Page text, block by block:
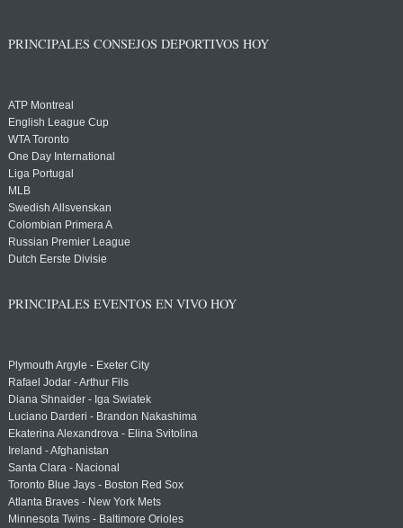
PRINCIPALES CONSEJOS DEPORTIVOS HOY
ATP Montreal
English League Cup
WTA Toronto
One Day International
Liga Portugal
MLB
Swedish Allsvenskan
Colombian Primera A
Russian Premier League
Dutch Eerste Divisie
PRINCIPALES EVENTOS EN VIVO HOY
Plymouth Argyle - Exeter City
Rafael Jodar - Arthur Fils
Diana Shnaider - Iga Swiatek
Luciano Darderi - Brandon Nakashima
Ekaterina Alexandrova - Elina Svitolina
Ireland - Afghanistan
Santa Clara - Nacional
Toronto Blue Jays - Boston Red Sox
Atlanta Braves - New York Mets
Minnesota Twins - Baltimore Orioles